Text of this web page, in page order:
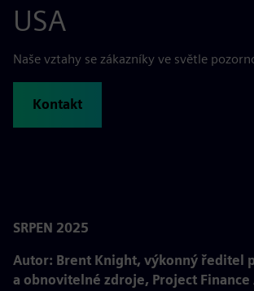
USA
Naše vztahy se zákazníky ve světle
Kontakt
SRPEN 2025
Autor: Brent Knight, výkonný ředitel
a obnovitelné zdroje, Project Finance